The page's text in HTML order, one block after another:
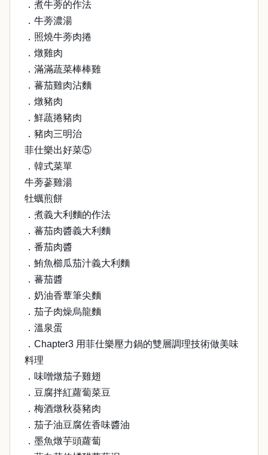
．煮牛蒡的作法
．牛蒡濃湯
．照燒牛蒡肉捲
．燉雞肉
．滿滿蔬菜棒棒雞
．蕃茄雞肉沾麵
．燉豬肉
．鮮蔬捲豬肉
．豬肉三明治
菲仕樂出好菜⑤
．韓式菜單
牛蒡蔘雞湯
牡蠣煎餅
．煮義大利麵的作法
．蕃茄肉醬義大利麵
．番茄肉醬
．鮪魚櫛瓜茄汁義大利麵
．蕃茄醬
．奶油香蕈筆尖麵
．茄子肉燥烏龍麵
．溫泉蛋
．Chapter3 用菲仕樂壓力鍋的雙層調理技術做美味
料理
．味噌燉茄子雞翅
．豆腐拌紅蘿蔔菜豆
．梅酒燉秋葵豬肉
．茄子油豆腐佐香味醬油
．墨魚燉芋頭蘿蔔